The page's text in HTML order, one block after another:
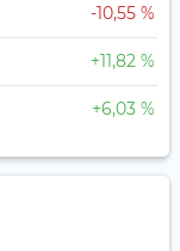
-10,55 %
+11,82 %
+6,03 %